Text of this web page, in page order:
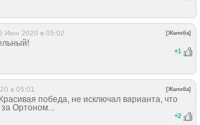
Июн 2020 в 05:02 [Жалоба]
+1
в 05:01 [Жалоба]
победа, не исключал варианта, что
за Ортоном...
+2